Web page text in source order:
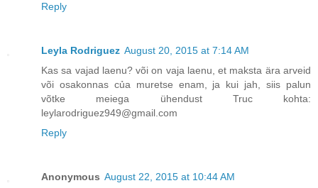
Reply
Leyla Rodriguez August 20, 2015 at 7:14 AM
Kas sa vajad laenu? või on vaja laenu, et maksta ära arveid
või osakonnas của muretse enam, ja kui jah, siis palun
võtke meiega ühendust Truc kohta:
leylarodriguez949@gmail.com
Reply
Anonymous August 22, 2015 at 10:44 AM